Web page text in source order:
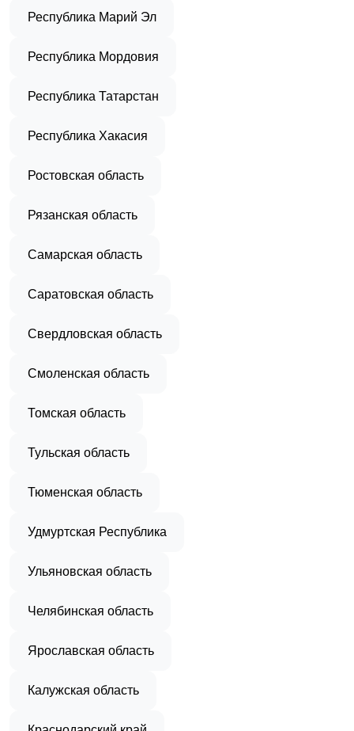
Республика Марий Эл
Республика Мордовия
Республика Татарстан
Республика Хакасия
Ростовская область
Рязанская область
Самарская область
Саратовская область
Свердловская область
Смоленская область
Томская область
Тульская область
Тюменская область
Удмуртская Республика
Ульяновская область
Челябинская область
Ярославская область
Калужская область